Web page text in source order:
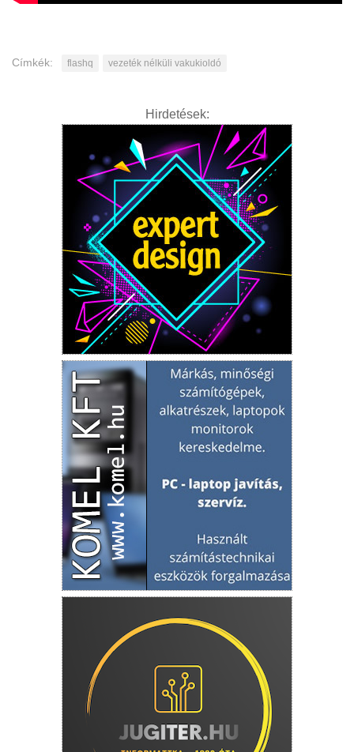
Címkék: flashq vezeték nélküli vakukioldó
Hirdetések: